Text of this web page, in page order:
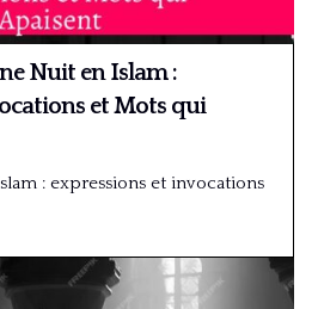
Nuit en Islam :
et Mots qui
: expressions et invocations